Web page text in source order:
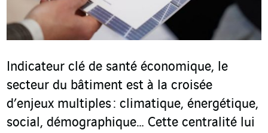
Indicateur clé de santé économique, le
secteur du bâtiment est à la croisée
d’enjeux multiples : climatique, énergétique,
social, démographique… Cette centralité lui